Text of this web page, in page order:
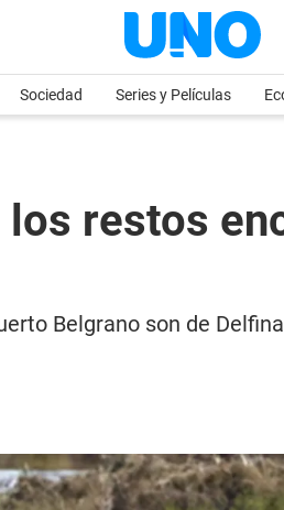
Sociedad Series y Películas
los restos
Belgrano son de